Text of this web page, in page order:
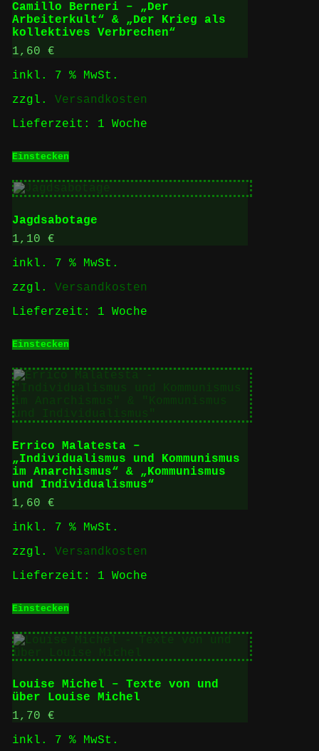
Camillo Berneri – „Der
Arbeiterkult“ & „Der Krieg als
kollektives Verbrechen“
1,60 €
inkl. 7 % MwSt.
zzgl. Versandkosten
Lieferzeit: 1 Woche
Einstecken
Jagdsabotage
1,10 €
inkl. 7 % MwSt.
zzgl. Versandkosten
Lieferzeit: 1 Woche
Einstecken
Errico Malatesta –
„Individualismus und Kommunismus
im Anarchismus“ & „Kommunismus
und Individualismus“
1,60 €
inkl. 7 % MwSt.
zzgl. Versandkosten
Lieferzeit: 1 Woche
Einstecken
Louise Michel – Texte von und
über Louise Michel
1,70 €
inkl. 7 % MwSt.